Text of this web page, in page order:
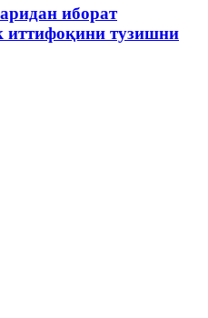
иборат
иттифоқини тузишни